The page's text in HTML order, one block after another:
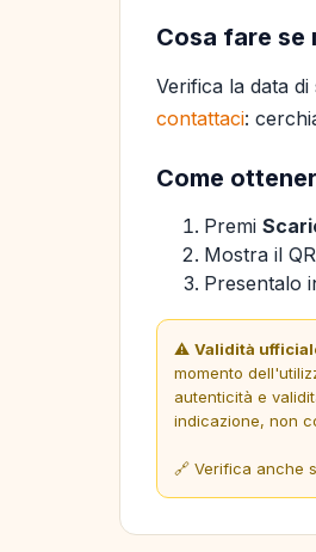
Cosa fare se
Verifica la data
contattaci:
Come
Premi
Mostra il
Presentalo
⚠️ Validità
momento
autenticità e
indicazione, non
🔗 Verifica anche